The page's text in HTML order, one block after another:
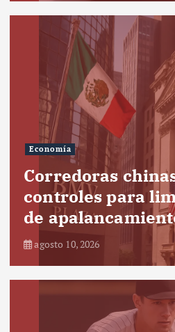
Economía
Corredoras
controles para
de
agosto 10, 2026